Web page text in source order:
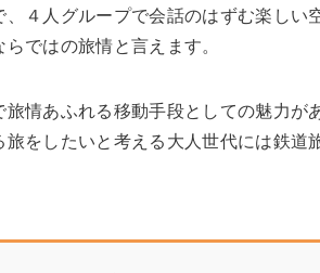
４人グループで会話のはずむ楽しい
ではの旅情と言えます。
情あふれる移動手段としての魅力が
をしたいと考える大人世代には鉄道